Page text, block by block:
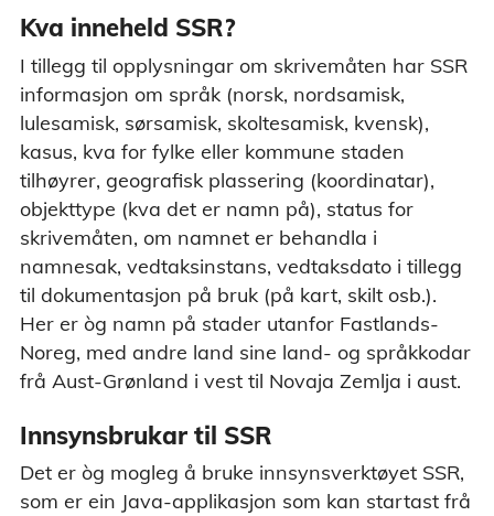
Kva inneheld SSR?
I tillegg til opplysningar om skrivemåten har SSR
informasjon om språk (norsk, nordsamisk,
lulesamisk, sørsamisk, skoltesamisk, kvensk),
kasus, kva for fylke eller kommune staden
tilhøyrer, geografisk plassering (koordinatar),
objekttype (kva det er namn på), status for
skrivemåten, om namnet er behandla i
namnesak, vedtaksinstans, vedtaksdato i tillegg
til dokumentasjon på bruk (på kart, skilt osb.).
Her er òg namn på stader utanfor Fastlands-
Noreg, med andre land sine land- og språkkodar
frå Aust-Grønland i vest til Novaja Zemlja i aust.
Innsynsbrukar til SSR
Det er òg mogleg å bruke innsynsverktøyet SSR,
som er ein Java-applikasjon som kan startast frå